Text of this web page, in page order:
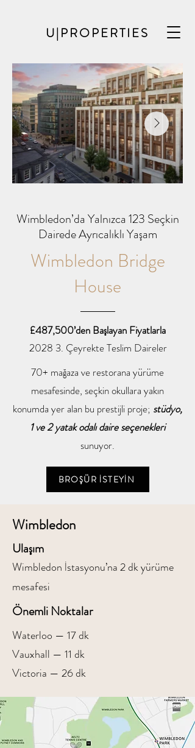
U|PROPERTIES
Wimbledon’da Yalnızca 123 Seçkin
Dairede Ayrıcalıklı Yaşam
Wimbledon Bridge
House
£487,500’den Başlayan Fiyatlarla
2028 3. Çeyrekte Teslim Daireler
70+ mağaza ve restorana yürüme
mesafesinde, seçkin okullara yakın
konumda yer alan bu prestijli proje; stüdyo,
1 ve 2 yatak odalı daire seçenekleri
sunuyor.
BROŞÜR İSTEYİN
Wimbledon
Ulaşım
Wimbledon İstasyonu’na 2 dk yürüme
mesafesi
Önemli Noktalar
⁠Waterloo — 17 dk
Vauxhall — 11 dk
Victoria — 26 dk